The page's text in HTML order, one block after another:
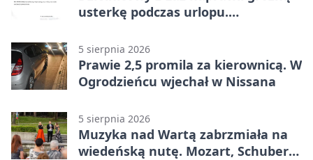
usterkę podczas urlopu.
5 sierpnia 2026
Prawie 2,5 promila za kierownicą. W
Ogrodzieńcu wjechał w Nissana
5 sierpnia 2026
Muzyka nad Wartą zabrzmiała na
wiedeńską nutę. Mozart, Schubert i